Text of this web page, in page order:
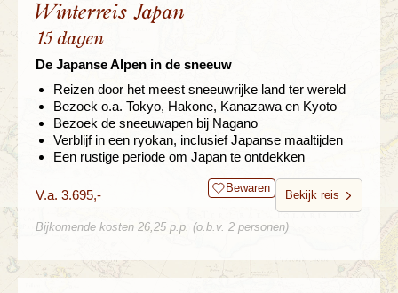
Winterreis Japan
15 dagen
De Japanse Alpen in de sneeuw
Reizen door het meest sneeuwrijke land ter wereld
Bezoek o.a. Tokyo, Hakone, Kanazawa en Kyoto
Bezoek de sneeuwapen bij Nagano
Verblijf in een ryokan, inclusief Japanse maaltijden
Een rustige periode om Japan te ontdekken
V.a. 3.695,- Bewaren
Bekijk reis
Bijkomende kosten 26,25 p.p. (o.b.v. 2 personen)